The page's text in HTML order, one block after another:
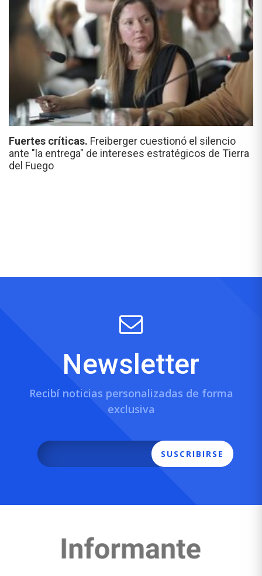
Fuertes críticas. Freiberger cuestionó el silencio
ante "la entrega" de intereses estratégicos de Tierra
del Fuego
Newsletter
Recibí noticias personalizadas de forma
exclusiva
SUSCRIBIRSE